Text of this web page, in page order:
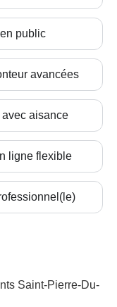
public
avancées
avec aisance
ligne flexible